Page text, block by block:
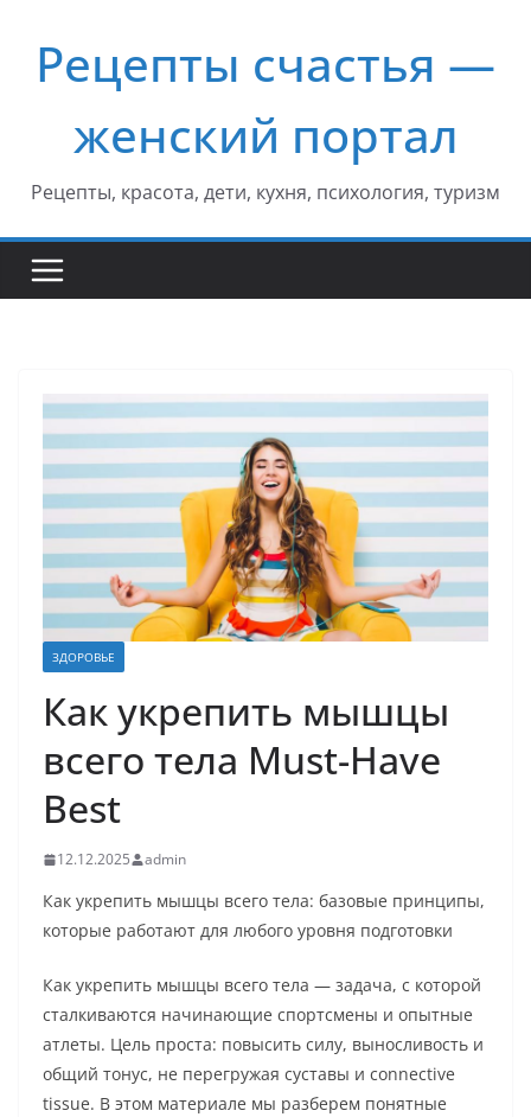
содержимому
Рецепты счастья —
женский портал
Рецепты, красота, дети, кухня, психология, туризм
ЗДОРОВЬЕ
Как укрепить мышцы
всего тела Must-Have
Best
12.12.2025 admin
Как укрепить мышцы всего тела: базовые принципы,
которые работают для любого уровня подготовки
Как укрепить мышцы всего тела — задача, с которой
сталкиваются начинающие спортсмены и опытные
атлеты. Цель проста: повысить силу, выносливость и
общий тонус, не перегружая суставы и connective
tissue. В этом материале мы разберем понятные